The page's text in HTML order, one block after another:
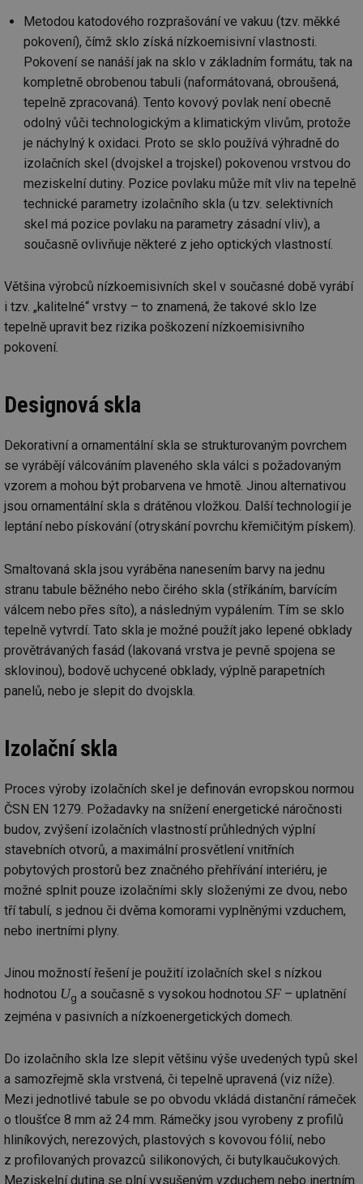
Metodou katodového rozprašování ve vakuu (tzv. měkké
pokovení), čímž sklo získá nízkoemisivní vlastnosti.
Pokovení se nanáší jak na sklo v základním formátu, tak na
kompletně obrobenou tabuli (naformátovaná, obroušená,
tepelně zpracovaná). Tento kovový povlak není obecně
odolný vůči technologickým a klimatickým vlivům, protože
je náchylný k oxidaci. Proto se sklo používá výhradně do
izolačních skel (dvojskel a trojskel) pokovenou vrstvou do
meziskelní dutiny. Pozice povlaku může mít vliv na tepelně
technické parametry izolačního skla (u tzv. selektivních
skel má pozice povlaku na parametry zásadní vliv), a
současně ovlivňuje některé z jeho optických vlastností.
Většina výrobců nízkoemisivních skel v současné době vyrábí
i tzv. „kalitelné“ vrstvy – to znamená, že takové sklo lze
tepelně upravit bez rizika poškození nízkoemisivního
pokovení.
Designová skla
Dekorativní a ornamentální skla se strukturovaným povrchem
se vyrábějí válcováním plaveného skla válci s požadovaným
vzorem a mohou být probarvena ve hmotě. Jinou alternativou
jsou ornamentální skla s drátěnou vložkou. Další technologií je
leptání nebo pískování (otryskání povrchu křemičitým pískem).
Smaltovaná skla jsou vyráběna nanesením barvy na jednu
stranu tabule běžného nebo čirého skla (stříkáním, barvícím
válcem nebo přes síto), a následným vypálením. Tím se sklo
tepelně vytvrdí. Tato skla je možné použít jako lepené obklady
provětrávaných fasád (lakovaná vrstva je pevně spojena se
sklovinou), bodově uchycené obklady, výplně parapetních
panelů, nebo je slepit do dvojskla.
Izolační skla
Proces výroby izolačních skel je definován evropskou normou
ČSN EN 1279. Požadavky na snížení energetické náročnosti
budov, zvýšení izolačních vlastností průhledných výplní
stavebních otvorů, a maximální prosvětlení vnitřních
pobytových prostorů bez značného přehřívání interiéru, je
možné splnit pouze izolačními skly složenými ze dvou, nebo
tří tabulí, s jednou či dvěma komorami vyplněnými vzduchem,
nebo inertními plyny.
Jinou možností řešení je použití izolačních skel s nízkou
hodnotou Ug a současně s vysokou hodnotou SF – uplatnění
zejména v pasivních a nízkoenergetických domech.
Do izolačního skla lze slepit většinu výše uvedených typů skel
a samozřejmě skla vrstvená, či tepelně upravená (viz níže).
Mezi jednotlivé tabule se po obvodu vkládá distanční rámeček
o tloušťce 8 mm až 24 mm. Rámečky jsou vyrobeny z profilů
hliníkových, nerezových, plastových s kovovou fólií, nebo
z profilovaných provazců silikonových, či butylkaučukových.
Meziskelní dutina se plní vysušeným vzduchem nebo inertním